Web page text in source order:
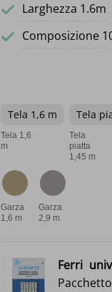
Larghezza 1.6m
Composizione
Tela 1,6 m
Tela 1,6
m
Tela
Tela
piatta
1,45 m
Garza
1,6 m
Garza
2,9 m
Ferri